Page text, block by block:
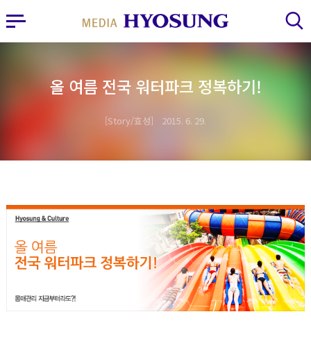
MY FRIEND HYOSUNG
사이드바 열기 검색 레이어 열기
올 여름 전국 워터파크 정복하기!
Story/효성 2015. 6. 29.